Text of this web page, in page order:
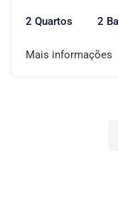
2 Quartos 2
Mais informações